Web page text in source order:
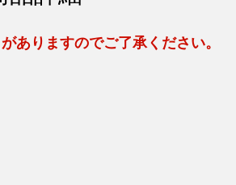
ありますのでご了承ください。